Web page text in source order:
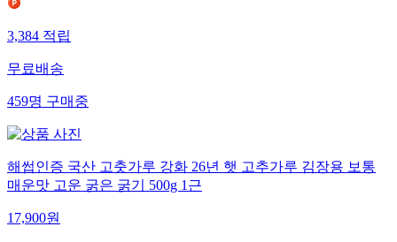
3,384 적립
무료배송
459명 구매중
해썹인증 국산 고춧가루 강화 26년 햇 고추가루 김장용 보통
매운맛 고운 굵은 굵기 500g 1근
17,900원